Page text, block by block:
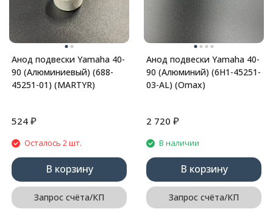
Анод подвески Yamaha 40-
90 (Алюминиевый) (688-
45251-01) (MARTYR)
524 ₽
Осталось 2 шт.
В корзину
Запрос счёта/КП
Анод подвески Yamaha 40-
90 (Алюминий) (6H1-45251-
03-AL) (Omax)
2 720 ₽
В наличии
В корзину
Запрос счёта/КП